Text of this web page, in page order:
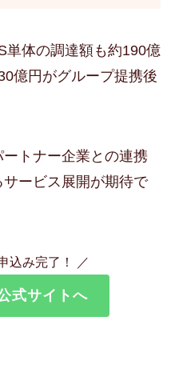
単体の調達額も約190億
億円がグループ提携後
トナー企業との連携
ービス展開が期待で
込み完了！ ／
式サイトへ